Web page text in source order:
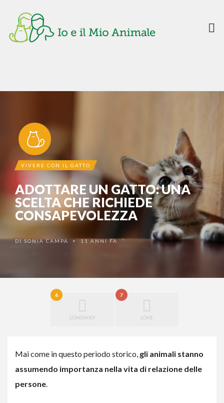
VIVERE CON IL GATTO
ADOTTARE UN GATTO: UNA
SCELTA CHE RICHIEDE
CONSAPEVOLEZZA
DISONIA CAMPA • 11 ANNI FA
6
CONDIVIDI
7
LOVE
Mai come in questo periodo storico, gli animali stanno
assumendo importanza nella vita di relazione delle
persone